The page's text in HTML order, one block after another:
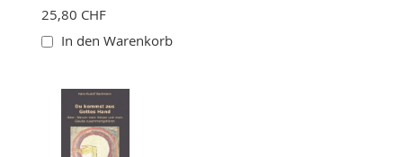
25,80 CHF
In den Warenkorb